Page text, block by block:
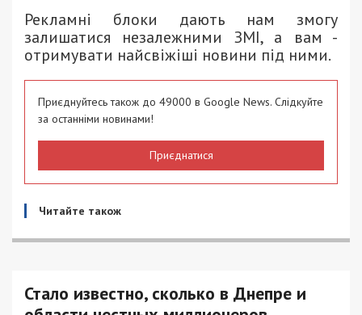
Рекламні блоки дають нам змогу
залишатися незалежними ЗМІ, а вам -
отримувати найсвіжіші новини під ними.
Приєднуйтесь також до 49000 в Google News. Слідкуйте
за останніми новинами!
Приєднатися
Читайте також
Стало известно, сколько в Днепре и